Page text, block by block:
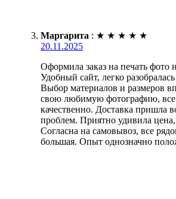
Маргарита : ★ ★ ★ ★ ★
20.11.2025
Оформила заказ на печать фото
Удобный сайт, легко
Выбор материалов и размеров
свою любимую фотографию, все
качественно. Доставка пришла
проблем. Приятно удивила
Согласна на самовывоз, все
большая. Опыт однозначно